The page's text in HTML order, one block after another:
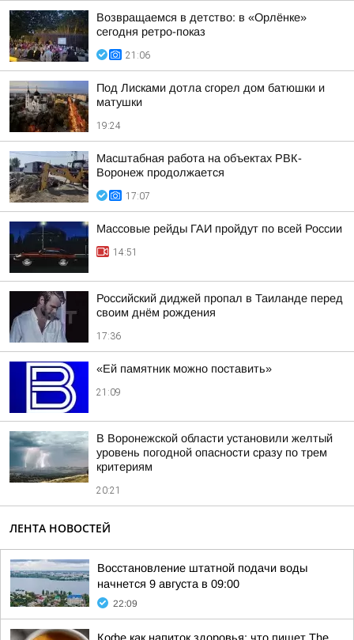
Возвращаемся в детство: в «Орлёнке»
сегодня ретро-показ
21:06
Под Лисками дотла сгорел дом батюшки и
матушки
19:24
Масштабная работа на объектах РВК-
Воронеж продолжается
17:07
Массовые рейды ГАИ пройдут по всей России
14:51
Российский диджей пропал в Таиланде перед
своим днём рождения
17:36
«Ей памятник можно поставить»
21:09
В Воронежской области установили желтый
уровень погодной опасности сразу по трем
критериям
20:21
ЛЕНТА НОВОСТЕЙ
Восстановление штатной подачи воды
начнется 9 августа в 09:00
22:09